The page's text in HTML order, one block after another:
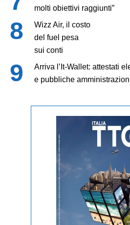
molti obiettivi raggiunti”
Wizz Air, il costo
del fuel pesa
sui conti
Arriva l’It-Wallet: attestati
e pubbliche